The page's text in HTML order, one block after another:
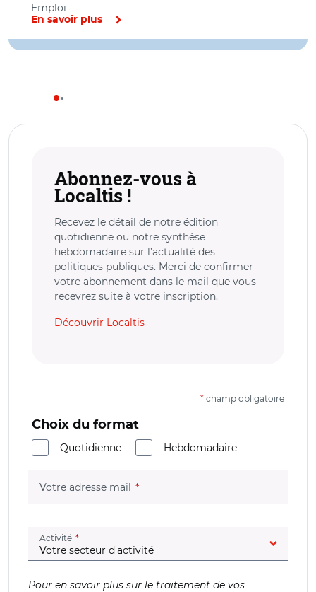
Emploi
En savoir plus
Abonnez-vous à
Localtis !
Recevez le détail de notre édition
quotidienne ou notre synthèse
hebdomadaire sur l’actualité des
politiques publiques. Merci de confirmer
votre abonnement dans le mail que vous
recevrez suite à votre inscription.
Découvrir Localtis
* champ obligatoire
Choix du format
Quotidienne
Hebdomadaire
Votre adresse mail (champ obligatoire)
Activité (champ obligatoire)
Pour en savoir plus sur le traitement de vos